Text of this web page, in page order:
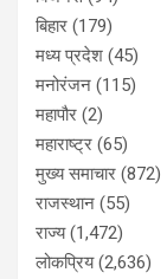
बिहार (179)
मध्य प्रदेश (45)
मनोरंजन (115)
महापौर (2)
महाराष्ट्र (65)
मुख्य समाचार (872)
राजस्थान (55)
राज्य(1,472)
लोकप्रिय(2,636)